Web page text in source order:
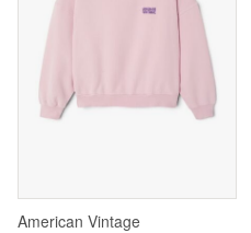
American Vintage